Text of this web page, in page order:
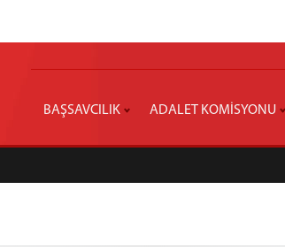
BAŞSAVCILIK ADALET KOMİSYONU